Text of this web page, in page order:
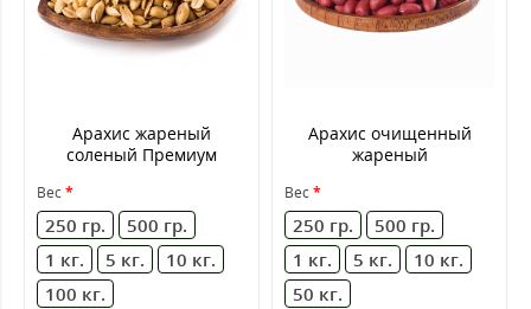
Арахис жареный
соленый Премиум
Вес
250 гр.
500 гр.
1 кг.
5 кг.
10 кг.
100 кг.
Арахис очищенный
жареный
Вес
250 гр.
500 гр.
1 кг.
5 кг.
10 кг.
50 кг.